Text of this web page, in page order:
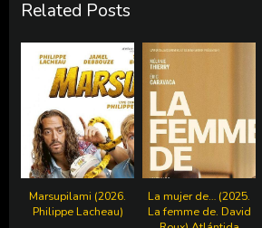
Related Posts
Marsupilami (2026.
Philippe Lacheau)
La mujer de… (2025.
La femme de. David